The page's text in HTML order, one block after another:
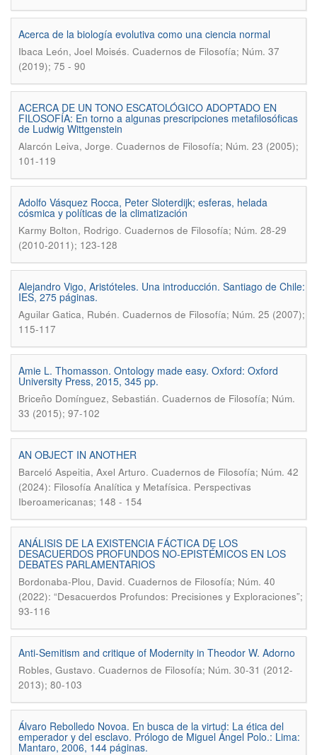
Acerca de la biología evolutiva como una ciencia normal
Ibaca León, Joel Moisés. Cuadernos de Filosofía; Núm. 37
(2019); 75 - 90
ACERCA DE UN TONO ESCATOLÓGICO ADOPTADO EN
FILOSOFÍA: En torno a algunas prescripciones metafilosóficas
de Ludwig Wittgenstein
Alarcón Leiva, Jorge. Cuadernos de Filosofía; Núm. 23 (2005);
101-119
Adolfo Vásquez Rocca, Peter Sloterdijk; esferas, helada
cósmica y políticas de la climatización
Karmy Bolton, Rodrigo. Cuadernos de Filosofía; Núm. 28-29
(2010-2011); 123-128
Alejandro Vigo, Aristóteles. Una introducción. Santiago de Chile:
IES, 275 páginas.
Aguilar Gatica, Rubén. Cuadernos de Filosofía; Núm. 25 (2007);
115-117
Amie L. Thomasson. Ontology made easy. Oxford: Oxford
University Press, 2015, 345 pp.
Briceño Domínguez, Sebastián. Cuadernos de Filosofía; Núm.
33 (2015); 97-102
AN OBJECT IN ANOTHER
Barceló Aspeitia, Axel Arturo. Cuadernos de Filosofía; Núm. 42
(2024): Filosofía Analítica y Metafísica. Perspectivas
Iberoamericanas; 148 - 154
ANÁLISIS DE LA EXISTENCIA FÁCTICA DE LOS
DESACUERDOS PROFUNDOS NO-EPISTÉMICOS EN LOS
DEBATES PARLAMENTARIOS
Bordonaba-Plou, David. Cuadernos de Filosofía; Núm. 40
(2022): “Desacuerdos Profundos: Precisiones y Exploraciones”;
93-116
Anti-Semitism and critique of Modernity in Theodor W. Adorno
Robles, Gustavo. Cuadernos de Filosofía; Núm. 30-31 (2012-
2013); 80-103
Álvaro Rebolledo Novoa. En busca de la virtud: La ética del
emperador y del esclavo. Prólogo de Miguel Ángel Polo.: Lima:
Mantaro, 2006, 144 páginas.